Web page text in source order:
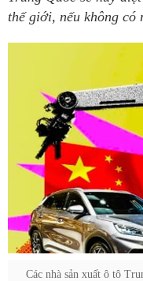
thế giới, nếu không có
Các nhà sản xuất ô tô